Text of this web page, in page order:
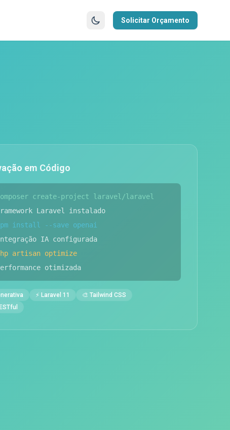
Solicitar Orçamento
em Código
create-project laravel/laravel
Laravel instalado
install --save openai
IA configurada
artisan optimize
otimizada
⚡ Laravel 11
🎨 Tailwind CSS